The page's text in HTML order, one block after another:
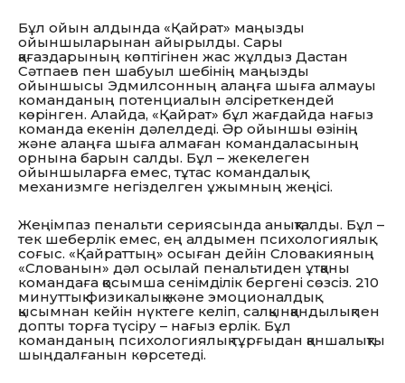
Бұл ойын алдында «Қайрат» маңызды
ойыншыларынан айырылды. Сары
қағаздарының көптігінен жас жұлдыз Дастан
Сәтпаев пен шабуыл шебінің маңызды
ойыншысы Эдмилсонның алаңға шыға алмауы
команданың потенциалын әлсіреткендей
көрінген. Алайда, «Қайрат» бұл жағдайда нағыз
команда екенін дәлелдеді. Әр ойыншы өзінің
және алаңға шыға алмаған командаласының
орнына барын салды. Бұл – жекелеген
ойыншыларға емес, тұтас командалық
механизмге негізделген ұжымның жеңісі.
Жеңімпаз пенальти сериясында анықталды. Бұл –
тек шеберлік емес, ең алдымен психологиялық
соғыс. «Қайраттың» осыған дейін Словакияның
«Слованын» дәл осылай пенальтиден ұтқаны
командаға қосымша сенімділік бергені сөзсіз. 210
минуттық физикалық және эмоционалдық
қысымнан кейін нүктеге келіп, салқынқандылықпен
допты торға түсіру – нағыз ерлік. Бұл
команданың психологиялық тұрғыдан қаншалықты
шыңдалғанын көрсетеді.